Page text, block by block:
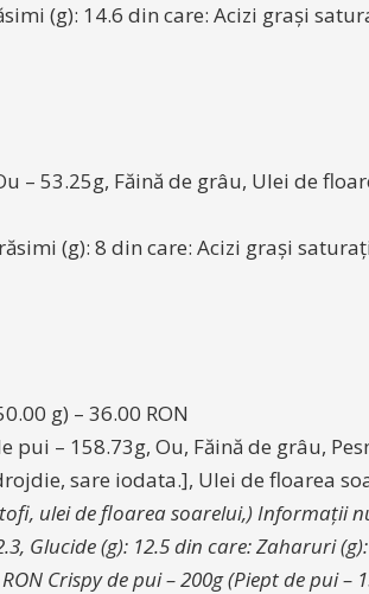
(g): 14.6 din care: Acizi grași
– 53.25g, Făină de grâu, Ulei de
(g): 8 din care: Acizi grași
g) – 36.00 RON
– 158.73g, Ou, Făină de grâu,
sare iodata.], Ulei de floarea
ulei de floarea soarelui,) Informații
Glucide (g): 12.5 din care: Zaharuri
Crispy de pui – 200g (Piept de pui